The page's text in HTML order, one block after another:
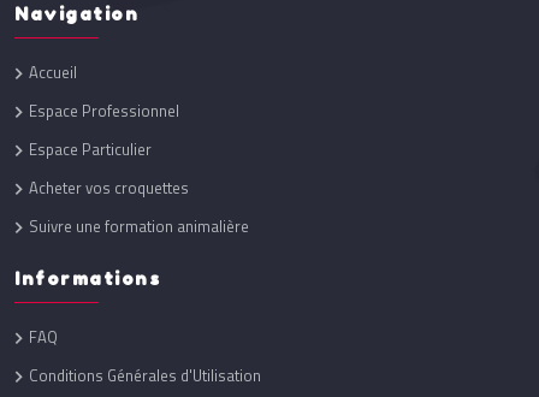
Navigation
Accueil
Espace Professionnel
Espace Particulier
Acheter vos croquettes
Suivre une formation animalière
Informations
FAQ
Conditions Générales d'Utilisation